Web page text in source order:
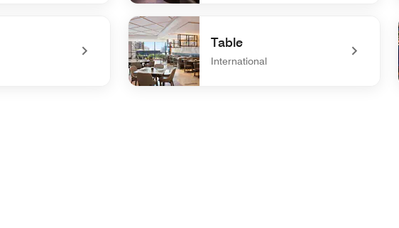
undefined LIVING ROOM 潮堂
Table
International